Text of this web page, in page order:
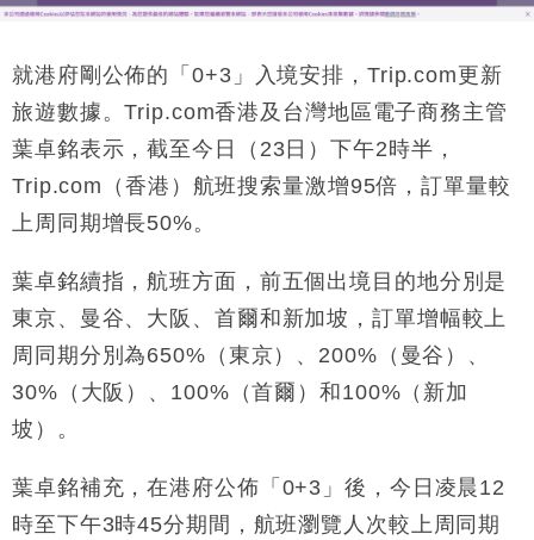
就港府剛公佈的「0+3」入境安排，Trip.com更新
旅遊數據。Trip.com香港及台灣地區電子商務主管
葉卓銘表示，截至今日（23日）下午2時半，
Trip.com（香港）航班搜索量激增95倍，訂單量較
上周同期增長50%。
葉卓銘續指，航班方面，前五個出境目的地分別是
東京、曼谷、大阪、首爾和新加坡，訂單增幅較上
周同期分別為650%（東京）、200%（曼谷）、
30%（大阪）、100%（首爾）和100%（新加
坡）。
葉卓銘補充，在港府公佈「0+3」後，今日凌晨12
時至下午3時45分期間，航班瀏覽人次較上周同期